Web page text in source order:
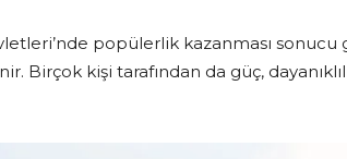
popülerlik kazanması
Birçok kişi tarafından da güç,